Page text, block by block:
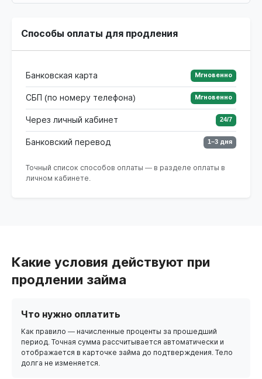
Способы оплаты для продления
Банковская карта Мгновенно
СБП (по номеру телефона) Мгновенно
Через личный кабинет 24/7
Банковский перевод 1–3 дня
Точный список способов оплаты — в разделе оплаты в
личном кабинете.
Какие условия действуют при
продлении займа
Что нужно оплатить
Как правило — начисленные проценты за прошедший
период. Точная сумма рассчитывается автоматически и
отображается в карточке займа до подтверждения. Тело
долга не изменяется.